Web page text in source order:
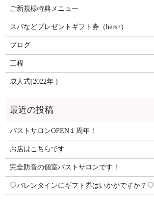
ご新規様特典メニュー
スパなどプレゼントギフト券（hers+)
ブログ
工程
成人式(2022年 )
バストサロンOPEN１周年！
お店はこちらです
完全防音の個室バストサロンです！
♡バレンタインにギフト券はいかがですか？♡